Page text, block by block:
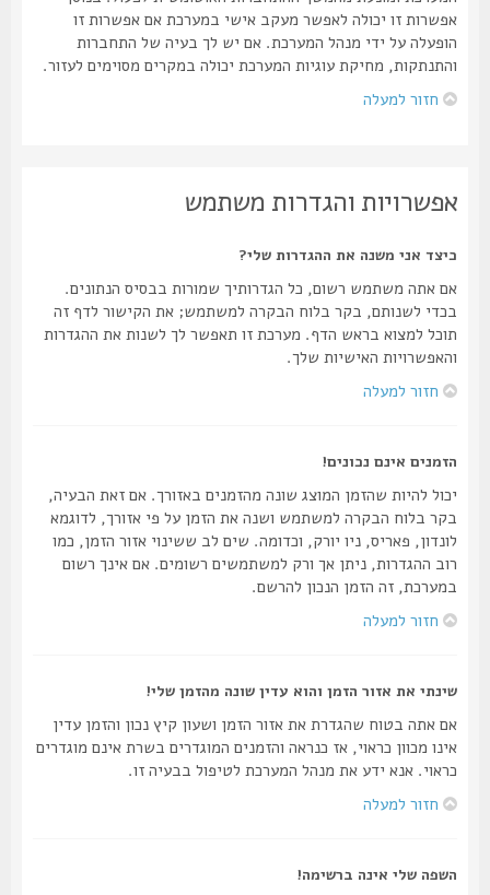
אפשרות זו יכולה לאפשר מעקב אישי במערכת אם אפשרות זו
הופעלה על ידי מנהל המערכת. אם יש לך בעיה של התחברות
והתנתקות, מחיקת עוגיות המערכת יכולה במקרים מסוימים לעזור.
חזור למעלה
אפשרויות והגדרות משתמש
כיצד אני משנה את ההגדרות שלי?
אם אתה משתמש רשום, כל הגדרותיך שמורות בבסיס הנתונים.
בכדי לשנותם, בקר בלוח הבקרה למשתמש; את הקישור לדף זה
תוכל למצוא בראש הדף. מערכת זו תאפשר לך לשנות את ההגדרות
והאפשרויות האישיות שלך.
חזור למעלה
הזמנים אינם נכונים!
יכול להיות שהזמן המוצג שונה מהזמנים באזורך. אם זאת הבעיה,
בקר בלוח הבקרה למשתמש ושנה את הזמן על פי אזורך, לדוגמא
לונדון, פאריס, ניו יורק, וכדומה. שים לב ששינוי אזור הזמן, כמו
רוב ההגדרות, ניתן אך ורק למשתמשים רשומים. אם אינך רשום
במערכת, זה הזמן הנכון להרשם.
חזור למעלה
שינתי את אזור הזמן והוא עדין שונה מהזמן שלי!
אם אתה בטוח שהגדרת את אזור הזמן ושעון קיץ נכון והזמן עדין
אינו מכוון כראוי, אז כנראה והזמנים המוגדרים בשרת אינם מוגדרים
כראוי. אנא ידע את מנהל המערכת לטיפול בבעיה זו.
חזור למעלה
השפה שלי אינה ברשימה!